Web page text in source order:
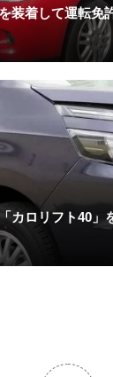
装着して運転免
カロリフト40」